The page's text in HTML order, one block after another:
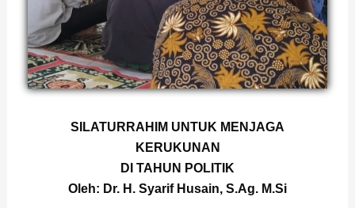
SILATURRAHIM UNTUK MENJAGA
KERUKUNAN
DI TAHUN POLITIK
Oleh: Dr. H. Syarif Husain, S.Ag. M.Si
Page
, Page
, Page
, Page
, Page
, Page